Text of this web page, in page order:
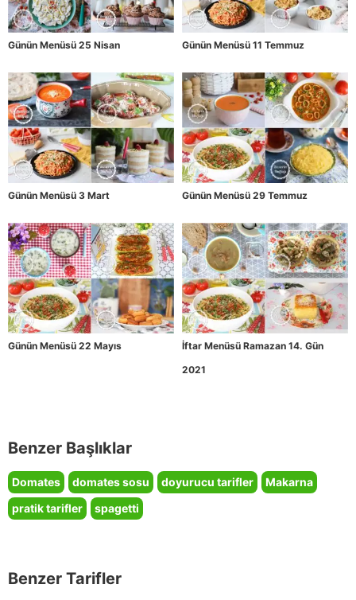
Günün Menüsü 25 Nisan Günün Menüsü 11 Temmuz
Günün Menüsü 3 Mart Günün Menüsü 29 Temmuz
Günün Menüsü 22 Mayıs
İftar Menüsü Ramazan 14. Gün
2021
Benzer Başlıklar
Domates domates sosu doyurucu tarifler
Makarna
pratik tarifler
spagetti
Benzer Tarifler